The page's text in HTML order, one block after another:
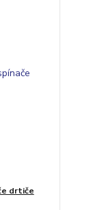
drtiče